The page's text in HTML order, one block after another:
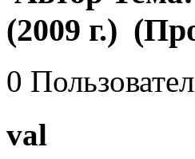
(2009 г.)
0
val